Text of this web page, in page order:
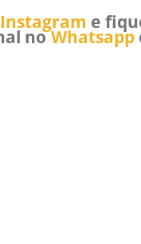
Instagram e
noWhatsapp